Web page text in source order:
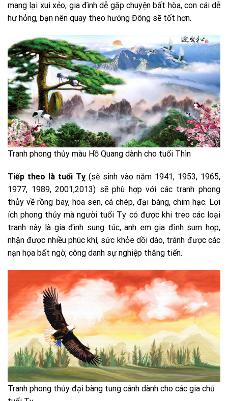
mang lại xui xẻo, gia đình dễ gặp chuyện bất hòa, con cái dễ
hư hỏng, bạn nên quay theo hướng Đông sẽ tốt hơn.
Tranh phong thủy màu Hồ Quang dành cho tuổi Thìn
Tiếp theo là tuổi Tỵ (sẽ sinh vào năm 1941, 1953, 1965,
1977, 1989, 2001,2013) sẽ phù hợp với các tranh phong
thủy về rồng bay, hoa sen, cá chép, đại bàng, chim hạc. Lợi
ích phong thủy mà người tuổi Tỵ có được khi treo các loại
tranh này là gia đình sung túc, anh em gia đình sum họp,
nhận được nhiều phúc khí, sức khỏe dồi dào, tránh được các
nạn họa bất ngờ, công danh sự nghiệp thăng tiến.
Tranh phong thủy đại bàng tung cánh dành cho các gia chủ